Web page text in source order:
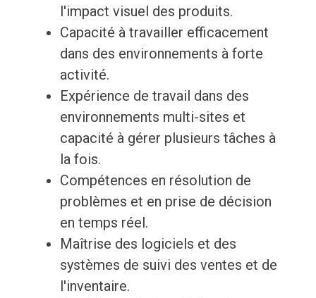
l'impact visuel des produits.
Capacité à travailler efficacement
dans des environnements à forte
activité.
Expérience de travail dans des
environnements multi-sites et
capacité à gérer plusieurs tâches à
la fois.
Compétences en résolution de
problèmes et en prise de décision
en temps réel.
Maîtrise des logiciels et des
systèmes de suivi des ventes et de
l'inventaire.